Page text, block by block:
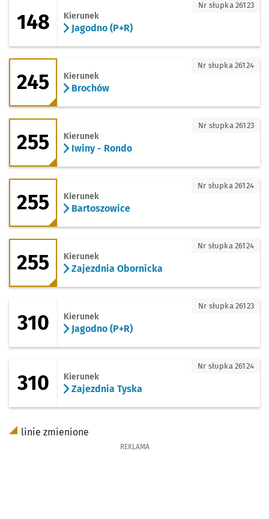
148 Kierunek
Jagodno (P+R)
Nr słupka 26123
245 - kierunek Brochów
245 Kierunek
Brochów
Nr słupka 26124
255 - kierunek Iwiny - Rondo
255 Kierunek
Iwiny - Rondo
Nr słupka 26123
255 - kierunek Bartoszowice
255 Kierunek
Bartoszowice
Nr słupka 26124
255 - kierunek Zajezdnia Obornicka
255 Kierunek
Zajezdnia Obornicka
Nr słupka 26124
310 Kierunek
Jagodno (P+R)
Nr słupka 26123
310 - kierunek Zajezdnia Tyska
310 Kierunek
Zajezdnia Tyska
Nr słupka 26124
linie zmienione
REKLAMA